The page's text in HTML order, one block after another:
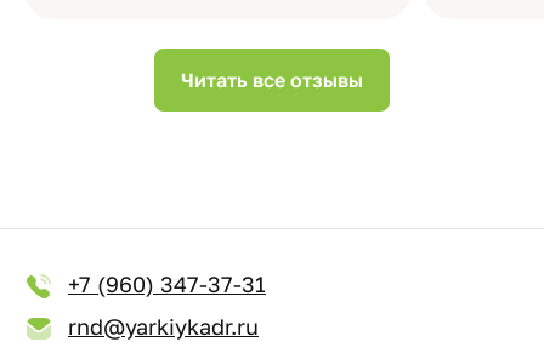
Читать все отзывы
+7 (960) 347-37-31
rnd@yarkiykadr.ru